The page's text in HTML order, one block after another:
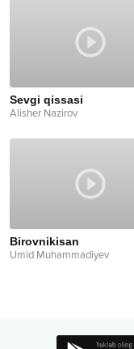
Sevgi qissasi
Alisher Nazirov
Birovnikisan
Umid Muhammadiyev